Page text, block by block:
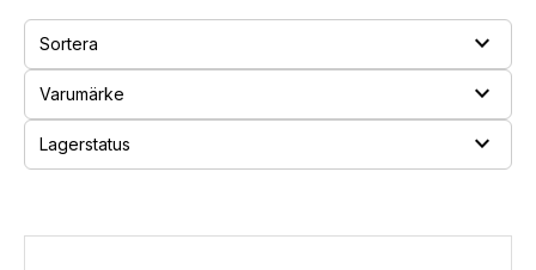
Sortera expand_more
Varumärke expand_more
Lagerstatus expand_more